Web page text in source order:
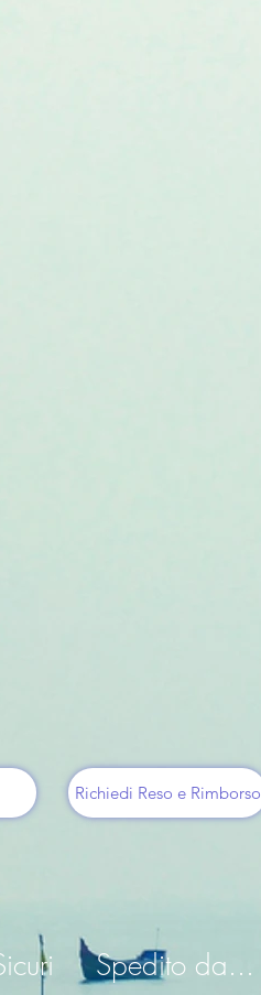
Richiedi Reso e Rimborso
Spedito da...